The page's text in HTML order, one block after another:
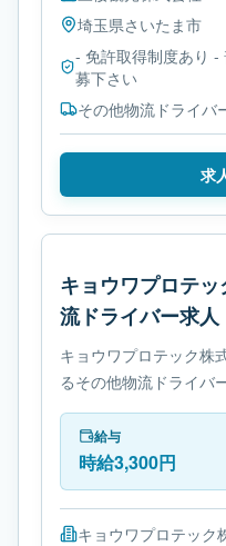
埼玉県さいたま市
- 免許取得制度あり -
募下さい
その他物流ドライバ
求
キョウワプロテ
流ドライバー求
キョウワプロテック株
るその他物流ドライバ
取得制度ありです。
給与
時給3,300円
キョウワプロテック